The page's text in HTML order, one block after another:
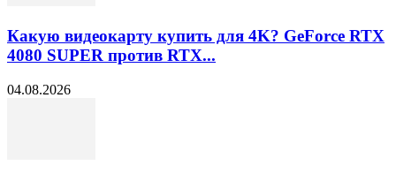
Какую видеокарту купить для 4K? GeForce RTX
4080 SUPER против RTX...
04.08.2026